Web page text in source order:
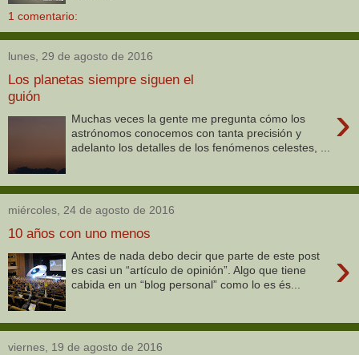
1 comentario:
lunes, 29 de agosto de 2016
Los planetas siempre siguen el
guión
›
Muchas veces la gente me pregunta cómo los
astrónomos conocemos con tanta precisión y
adelanto los detalles de los fenómenos celestes, ...
miércoles, 24 de agosto de 2016
10 años con uno menos
›
Antes de nada debo decir que parte de este post
es casi un “artículo de opinión”. Algo que tiene
cabida en un “blog personal” como lo es és...
viernes, 19 de agosto de 2016